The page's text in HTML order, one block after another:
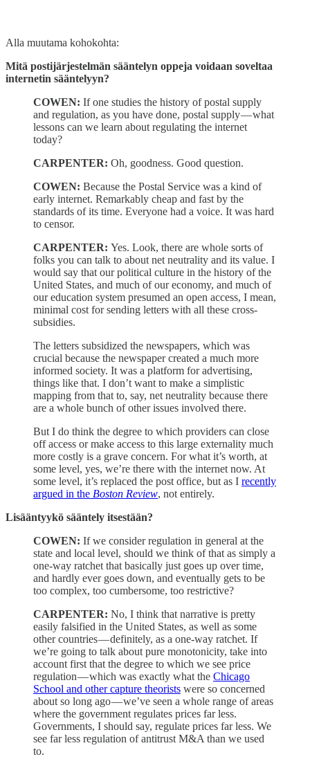
Alla muutama kohokohta:
Mitä postijärjestelmän sääntelyn oppeja voidaan soveltaa
internetin sääntelyyn?
COWEN: If one studies the history of postal supply
and regulation, as you have done, postal supply — what
lessons can we learn about regulating the internet
today?
CARPENTER: Oh, goodness. Good question.
COWEN: Because the Postal Service was a kind of
early internet. Remarkably cheap and fast by the
standards of its time. Everyone had a voice. It was hard
to censor.
CARPENTER: Yes. Look, there are whole sorts of
folks you can talk to about net neutrality and its value. I
would say that our political culture in the history of the
United States, and much of our economy, and much of
our education system presumed an open access, I mean,
minimal cost for sending letters with all these cross-
subsidies.
The letters subsidized the newspapers, which was
crucial because the newspaper created a much more
informed society. It was a platform for advertising,
things like that. I don’t want to make a simplistic
mapping from that to, say, net neutrality because there
are a whole bunch of other issues involved there.
But I do think the degree to which providers can close
off access or make access to this large externality much
more costly is a grave concern. For what it’s worth, at
some level, yes, we’re there with the internet now. At
some level, it’s replaced the post office, but as I recently
argued in the Boston Review, not entirely.
Lisääntyykö sääntely itsestään?
COWEN: If we consider regulation in general at the
state and local level, should we think of that as simply a
one-way ratchet that basically just goes up over time,
and hardly ever goes down, and eventually gets to be
too complex, too cumbersome, too restrictive?
CARPENTER: No, I think that narrative is pretty
easily falsified in the United States, as well as some
other countries — definitely, as a one-way ratchet. If
we’re going to talk about pure monotonicity, take into
account first that the degree to which we see price
regulation — which was exactly what the Chicago
School and other capture theorists were so concerned
about so long ago — we’ve seen a whole range of areas
where the government regulates prices far less.
Governments, I should say, regulate prices far less. We
see far less regulation of antitrust M&A than we used
to.